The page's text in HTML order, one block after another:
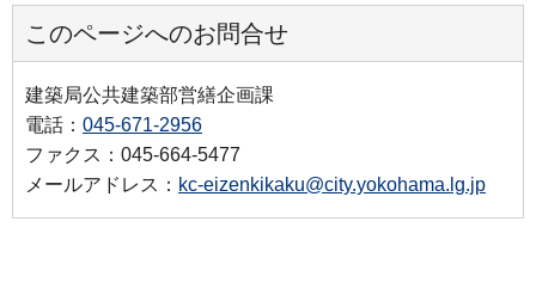
このページへのお問合せ
建築局公共建築部営繕企画課
電話： 045-671-2956
ファクス：045-664-5477
メールアドレス： kc-eizenkikaku@city.yokohama.lg.jp